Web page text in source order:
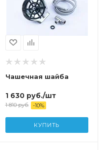
Чашечная шайба
1 630руб./шт
1 810руб. -10%
КУПИТЬ